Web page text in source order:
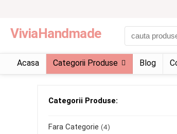
ViviaHandmade
Acasa Categorii Produse Blog
Categorii Produse:
Fara Categorie (4)